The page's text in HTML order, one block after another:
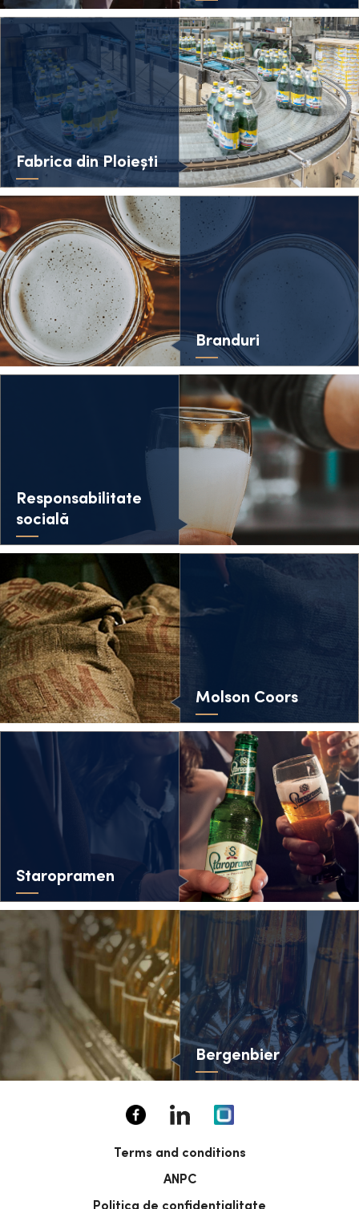
Fabrica din Ploiești
Branduri
Responsabilitate
socială
Molson Coors
Staropramen
Bergenbier
Terms and conditions
ANPC
Politica de confidențialitate